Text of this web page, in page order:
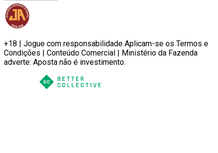
+18 | Jogue com responsabilidade Aplicam-se os Termos e
Condições | Conteúdo Comercial | Ministério da Fazenda
adverte: Aposta não é investimento.